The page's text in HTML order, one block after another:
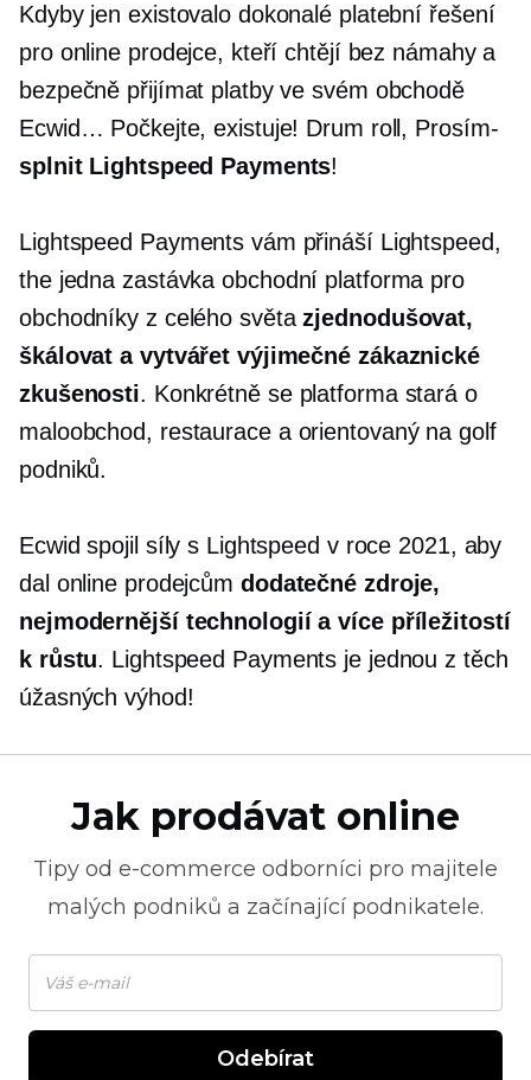
Kdyby jen existovalo dokonalé platební řešení
pro online prodejce, kteří chtějí bez námahy a
bezpečně přijímat platby ve svém obchodě
Ecwid… Počkejte, existuje! Drum roll, Prosím-
splnit Lightspeed Payments!
Lightspeed Payments vám přináší Lightspeed,
the jedna zastávka obchodní platforma pro
obchodníky z celého světazjednodušovat,
škálovat a vytvářet výjimečné zákaznické
zkušenosti. Konkrétně se platforma stará o
maloobchod, restaurace a orientovaný na golf
podniků.
Ecwid spojil síly s Lightspeed v roce 2021, aby
dal online prodejcům dodatečné zdroje,
nejmodernějšítechnologií a více příležitostí
k růstu. Lightspeed Payments je jednou z těch
úžasných výhod!
Jak prodávat online
Tipy od e-commerce odborníci pro majitele
malých podniků a začínající podnikatele.
Odebírat